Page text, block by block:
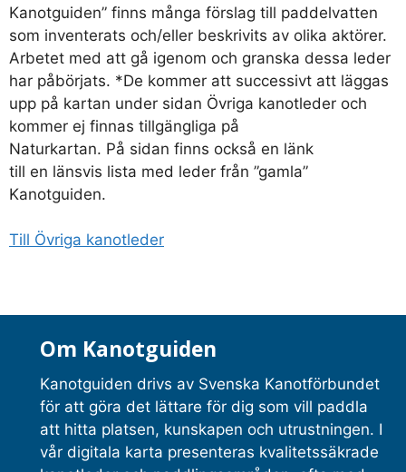
Kanotguiden” finns många förslag till paddelvatten
som inventerats och/eller beskrivits av olika aktörer.
Arbetet med att gå igenom och granska dessa leder
har påbörjats. *De kommer att successivt att läggas
upp på kartan under sidan Övriga kanotleder och
kommer ej finnas tillgängliga på
Naturkartan. På sidan finns också en länk
till en länsvis lista med leder från ”gamla”
Kanotguiden.
Till Övriga kanotleder
Om Kanotguiden
Kanotguiden drivs av Svenska Kanotförbundet
för att göra det lättare för dig som vill paddla
att hitta platsen, kunskapen och utrustningen. I
vår digitala karta presenteras kvalitetssäkrade